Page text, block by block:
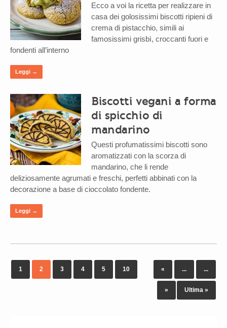
Ecco a voi la ricetta per realizzare in
casa dei golosissimi biscotti ripieni di
crema di pistacchio, simili ai
famosissimi grisbì, croccanti fuori e
fondenti all’interno
Leggi →
Biscotti vegani a forma
di spicchio di
mandarino
Questi profumatissimi biscotti sono
aromatizzati con la scorza di
mandarino, che li rende
deliziosamente agrumati e freschi, perfetti abbinati con la
decorazione a base di cioccolato fondente.
Leggi →
«
1 2 3 4 5 ...
10 ...
» Ultima »